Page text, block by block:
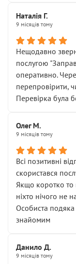
Наталія Г.
9 місяців тому
Нещодавно
послугою
оперативно.
перепровірити,
Перевірка була
Олег М.
9 місяців тому
Всі позитивні
скористався
Якщо коротко то
ніхто нічого не
Особиста
знайомим
Данило Д.
9 місяців тому